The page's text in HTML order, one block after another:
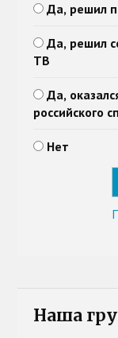
Да, решил
Да, решил
ТВ
Да,
российского
Нет
Наша